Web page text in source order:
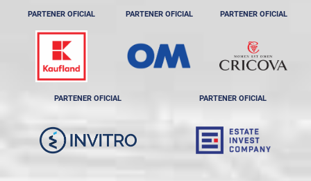
PARTENER OFICIAL PARTENER OFICIAL PARTENER OFICIAL
PARTENER OFICIAL PARTENER OFICIAL